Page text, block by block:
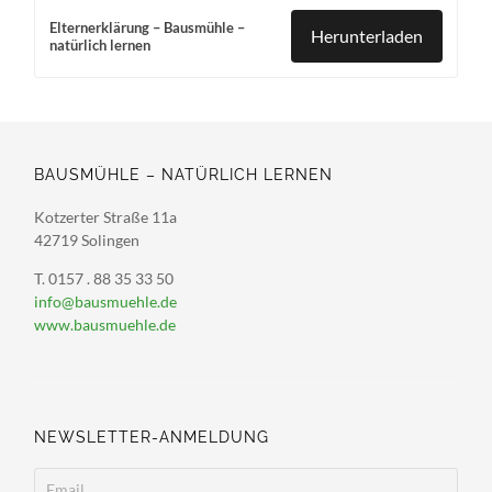
Elternerklärung – Bausmühle –
natürlich lernen
Herunterladen
BAUSMÜHLE – NATÜRLICH LERNEN
Kotzerter Straße 11a
42719 Solingen
T. 0157 . 88 35 33 50
info@bausmuehle.de
www.bausmuehle.de
NEWSLETTER-ANMELDUNG